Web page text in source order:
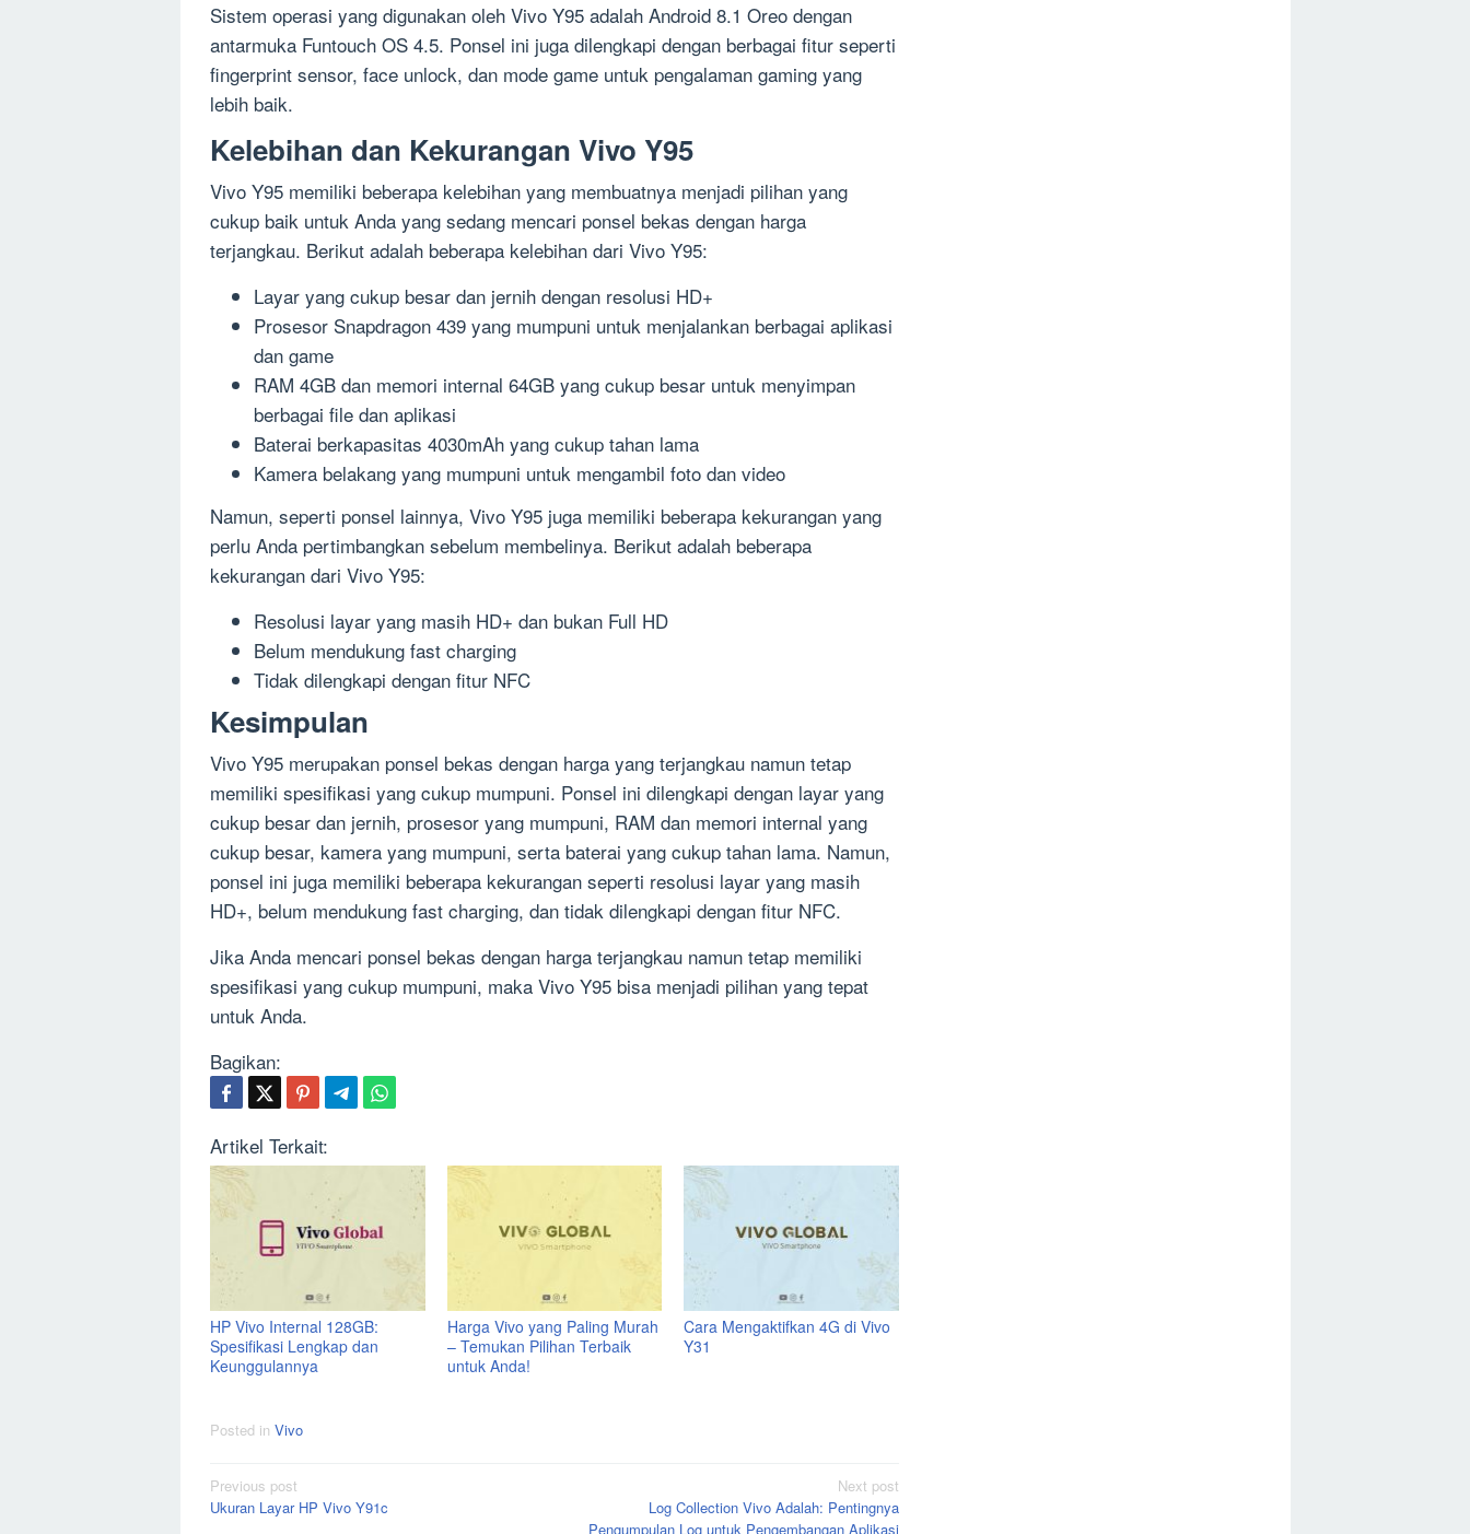
Sistem operasi yang digunakan oleh Vivo Y95 adalah Android 8.1 Oreo dengan
antarmuka Funtouch OS 4.5. Ponsel ini juga dilengkapi dengan berbagai fitur seperti
fingerprint sensor, face unlock, dan mode game untuk pengalaman gaming yang
lebih baik.
Kelebihan dan Kekurangan Vivo Y95
Vivo Y95 memiliki beberapa kelebihan yang membuatnya menjadi pilihan yang
cukup baik untuk Anda yang sedang mencari ponsel bekas dengan harga
terjangkau. Berikut adalah beberapa kelebihan dari Vivo Y95:
Layar yang cukup besar dan jernih dengan resolusi HD+
Prosesor Snapdragon 439 yang mumpuni untuk menjalankan berbagai aplikasi
dan game
RAM 4GB dan memori internal 64GB yang cukup besar untuk menyimpan
berbagai file dan aplikasi
Baterai berkapasitas 4030mAh yang cukup tahan lama
Kamera belakang yang mumpuni untuk mengambil foto dan video
Namun, seperti ponsel lainnya, Vivo Y95 juga memiliki beberapa kekurangan yang
perlu Anda pertimbangkan sebelum membelinya. Berikut adalah beberapa
kekurangan dari Vivo Y95:
Resolusi layar yang masih HD+ dan bukan Full HD
Belum mendukung fast charging
Tidak dilengkapi dengan fitur NFC
Kesimpulan
Vivo Y95 merupakan ponsel bekas dengan harga yang terjangkau namun tetap
memiliki spesifikasi yang cukup mumpuni. Ponsel ini dilengkapi dengan layar yang
cukup besar dan jernih, prosesor yang mumpuni, RAM dan memori internal yang
cukup besar, kamera yang mumpuni, serta baterai yang cukup tahan lama. Namun,
ponsel ini juga memiliki beberapa kekurangan seperti resolusi layar yang masih
HD+, belum mendukung fast charging, dan tidak dilengkapi dengan fitur NFC.
Jika Anda mencari ponsel bekas dengan harga terjangkau namun tetap memiliki
spesifikasi yang cukup mumpuni, maka Vivo Y95 bisa menjadi pilihan yang tepat
untuk Anda.
Bagikan:
Artikel Terkait:
HP Vivo Internal 128GB:
Spesifikasi Lengkap dan
Keunggulannya
Harga Vivo yang Paling Murah
– Temukan Pilihan Terbaik
untuk Anda!
Cara Mengaktifkan 4G di Vivo
Y31
Posted in Vivo
Post
navigation
Previous post
Ukuran Layar HP Vivo Y91c
Next post
Log Collection Vivo Adalah: Pentingnya
Pengumpulan Log untuk Pengembangan Aplikasi